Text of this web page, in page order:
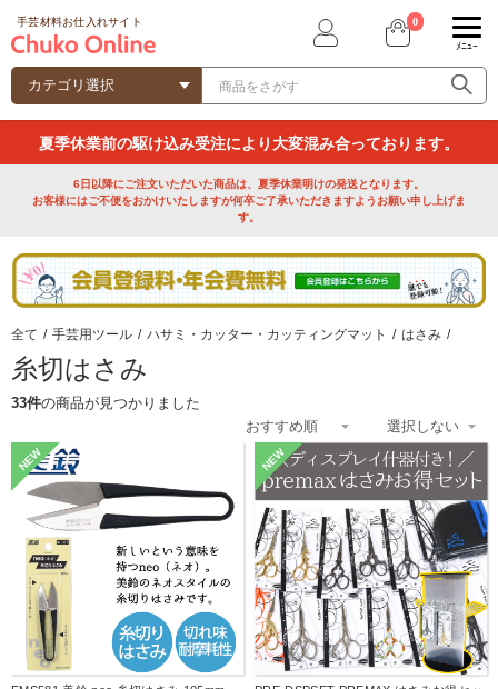
手芸材料お仕入れサイト 0
ﾒﾆｭｰ
夏季休業前の駆け込み受注により大変混み合っております。
6日以降にご注文いただいた商品は、夏季休業明けの発送となります。
お客様にはご不便をおかけいたしますが何卒ご了承いただきますようお願い申し上げま
す。
全て / 手芸用ツール / ハサミ・カッター・カッティングマット / はさみ /
糸切はさみ
33件の商品が見つかりました
NEW NEW